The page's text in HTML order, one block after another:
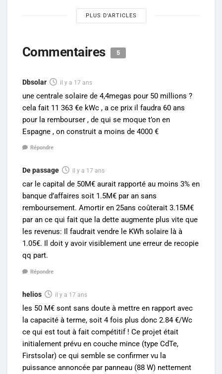
PLUS D'ARTICLES
Commentaires 5
Dbsolar il y a 17 ans
une centrale solaire de 4,4megas pour 50 millions ?
cela fait 11 363 €e kWc , a ce prix il faudra 60 ans
pour la rembourser , de qui se moque t’on en
Espagne , on construit a moins de 4000 €
Répondre
De passage il y a 17 ans
car le capital de 50M€ aurait rapporté au moins 3% en
banque d’affaires soit 1.5M€ par an sans
remboursement. Amortir en 25ans coûterait 3.15M€
par an ce qui fait que la dette augmente plus vite que
les revenus: Il faudrait vendre le KWh solaire là à
1.05€. Il doit y avoir visiblement une erreur de recopie
qq part.
Répondre
helios il y a 17 ans
les 50 M€ sont sans doute à mettre en rapport avec
la capacité à terme, soit 4 fois plus donc 2.84 €/Wc
ce qui est tout à fait compétitif ! Ce projet était
initialement prévu en couche mince (type CdTe,
Firstsolar) ce qui semble se confirmer vu la
puissance annoncée par panneau (88 W) nettement